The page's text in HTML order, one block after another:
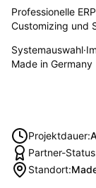
Professionelle
Customizing und
Systemauswahl·
Made in Germany
Projektdauer:
Partner-Status
Standort: